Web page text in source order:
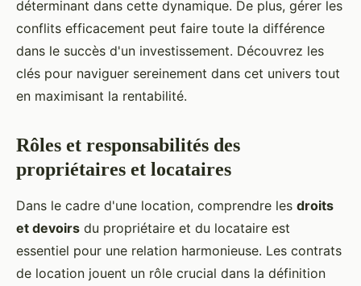
déterminant dans cette dynamique. De plus, gérer les
conflits efficacement peut faire toute la différence
dans le succès d'un investissement. Découvrez les
clés pour naviguer sereinement dans cet univers tout
en maximisant la rentabilité.
Rôles et responsabilités des
propriétaires et locataires
Dans le cadre d'une location, comprendre les droits
et devoirs du propriétaire et du locataire est
essentiel pour une relation harmonieuse. Les contrats
de location jouent un rôle crucial dans la définition